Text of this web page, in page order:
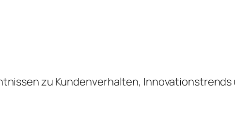
zu Kundenverhalten,